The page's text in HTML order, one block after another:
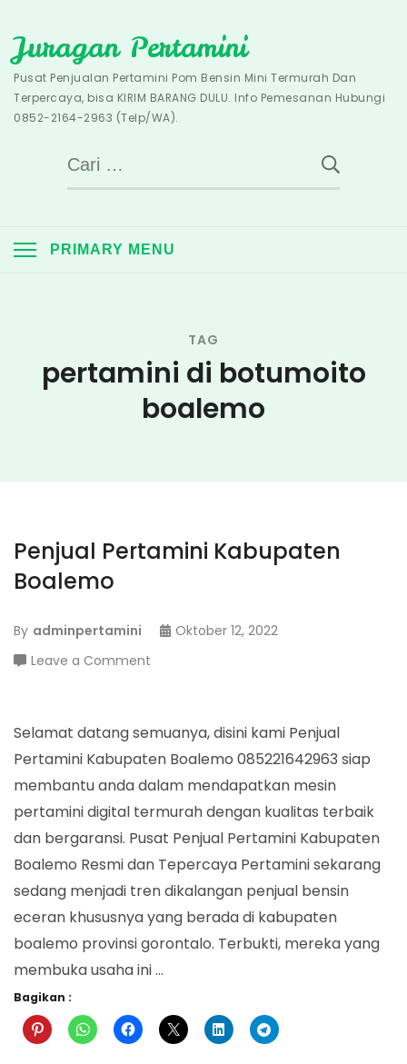
to
content
Juragan Pertamini
Pusat Penjualan Pertamini Pom Bensin Mini Termurah Dan
Terpercaya, bisa KIRIM BARANG DULU. Info Pemesanan Hubungi
0852-2164-2963 (Telp/WA).
Cari
untuk:
PRIMARY MENU
TAG
pertamini di botumoito
boalemo
Penjual Pertamini Kabupaten
Boalemo
By adminpertamini
Oktober 12, 2022
Leave a Comment
Kabupaten
Boalemo
Selamat datang semuanya, disini kami Penjual
Pertamini Kabupaten Boalemo 085221642963 siap
membantu anda dalam mendapatkan mesin
pertamini digital termurah dengan kualitas terbaik
dan bergaransi. Pusat Penjual Pertamini Kabupaten
Boalemo Resmi dan Tepercaya Pertamini sekarang
sedang menjadi tren dikalangan penjual bensin
eceran khususnya yang berada di kabupaten
boalemo provinsi gorontalo. Terbukti, mereka yang
membuka usaha ini …
Bagikan :